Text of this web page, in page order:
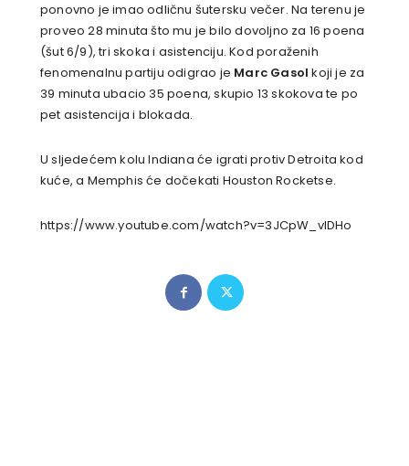
ponovno je imao odličnu šutersku večer. Na terenu je
proveo 28 minuta što mu je bilo dovoljno za 16 poena
(šut 6/9), tri skoka i asistenciju. Kod poraženih
fenomenalnu partiju odigrao je Marc Gasol koji je za
39 minuta ubacio 35 poena, skupio 13 skokova te po
pet asistencija i blokada.
U sljedećem kolu Indiana će igrati protiv Detroita kod
kuće, a Memphis će dočekati Houston Rocketse.
https://www.youtube.com/watch?v=3JCpW_vIDHo